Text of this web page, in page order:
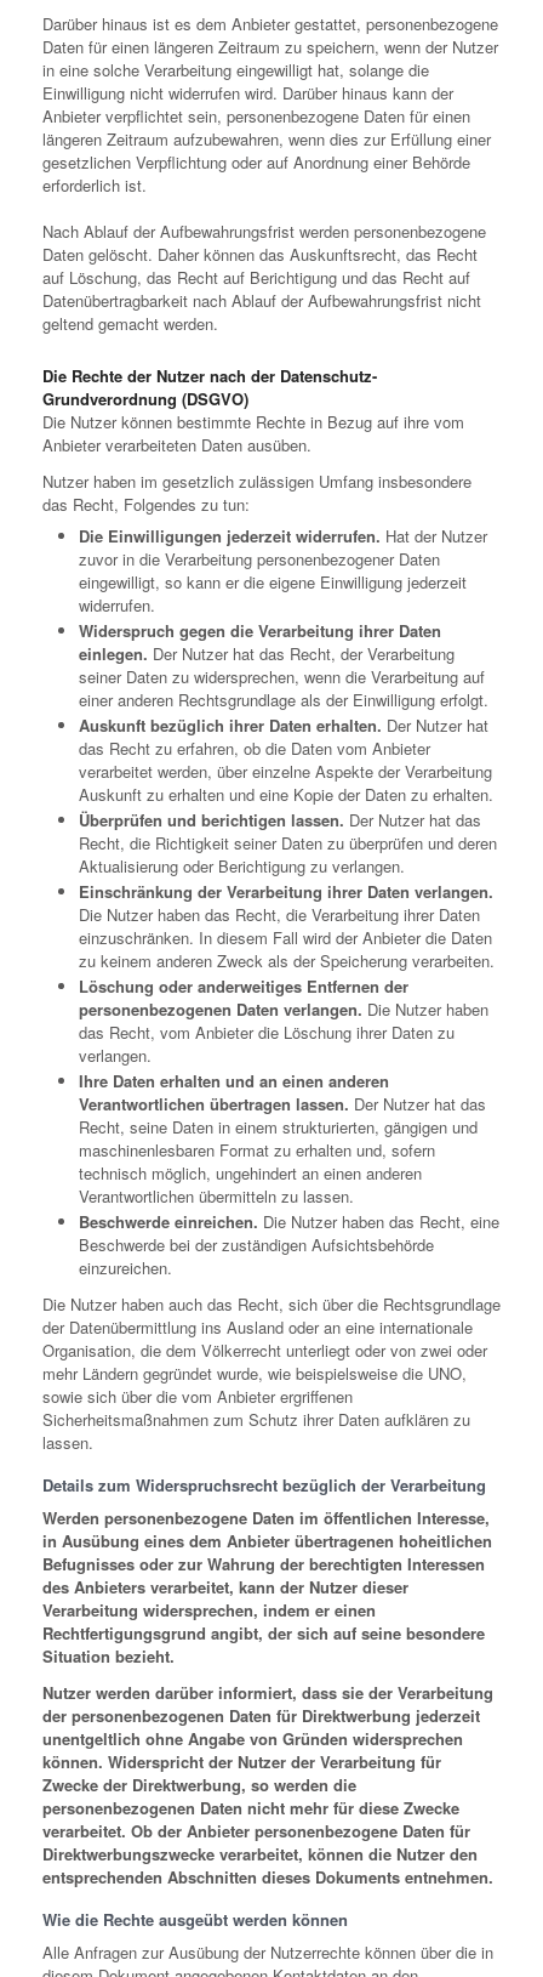
Darüber hinaus ist es dem Anbieter gestattet, personenbezogene
Daten für einen längeren Zeitraum zu speichern, wenn der Nutzer
in eine solche Verarbeitung eingewilligt hat, solange die
Einwilligung nicht widerrufen wird. Darüber hinaus kann der
Anbieter verpflichtet sein, personenbezogene Daten für einen
längeren Zeitraum aufzubewahren, wenn dies zur Erfüllung einer
gesetzlichen Verpflichtung oder auf Anordnung einer Behörde
erforderlich ist.
Nach Ablauf der Aufbewahrungsfrist werden personenbezogene
Daten gelöscht. Daher können das Auskunftsrecht, das Recht
auf Löschung, das Recht auf Berichtigung und das Recht auf
Datenübertragbarkeit nach Ablauf der Aufbewahrungsfrist nicht
geltend gemacht werden.
Die Rechte der Nutzer nach der Datenschutz-
Grundverordnung (DSGVO)
Die Nutzer können bestimmte Rechte in Bezug auf ihre vom
Anbieter verarbeiteten Daten ausüben.
Nutzer haben im gesetzlich zulässigen Umfang insbesondere
das Recht, Folgendes zu tun:
Die Einwilligungen jederzeit widerrufen. Hat der Nutzer
zuvor in die Verarbeitung personenbezogener Daten
eingewilligt, so kann er die eigene Einwilligung jederzeit
widerrufen.
Widerspruch gegen die Verarbeitung ihrer Daten
einlegen. Der Nutzer hat das Recht, der Verarbeitung
seiner Daten zu widersprechen, wenn die Verarbeitung auf
einer anderen Rechtsgrundlage als der Einwilligung erfolgt.
Auskunft bezüglich ihrer Daten erhalten. Der Nutzer hat
das Recht zu erfahren, ob die Daten vom Anbieter
verarbeitet werden, über einzelne Aspekte der Verarbeitung
Auskunft zu erhalten und eine Kopie der Daten zu erhalten.
Überprüfen und berichtigen lassen. Der Nutzer hat das
Recht, die Richtigkeit seiner Daten zu überprüfen und deren
Aktualisierung oder Berichtigung zu verlangen.
Einschränkung der Verarbeitung ihrer Daten verlangen.
Die Nutzer haben das Recht, die Verarbeitung ihrer Daten
einzuschränken. In diesem Fall wird der Anbieter die Daten
zu keinem anderen Zweck als der Speicherung verarbeiten.
Löschung oder anderweitiges Entfernen der
personenbezogenen Daten verlangen. Die Nutzer haben
das Recht, vom Anbieter die Löschung ihrer Daten zu
verlangen.
Ihre Daten erhalten und an einen anderen
Verantwortlichen übertragen lassen. Der Nutzer hat das
Recht, seine Daten in einem strukturierten, gängigen und
maschinenlesbaren Format zu erhalten und, sofern
technisch möglich, ungehindert an einen anderen
Verantwortlichen übermitteln zu lassen.
Beschwerde einreichen. Die Nutzer haben das Recht, eine
Beschwerde bei der zuständigen Aufsichtsbehörde
einzureichen.
Die Nutzer haben auch das Recht, sich über die Rechtsgrundlage
der Datenübermittlung ins Ausland oder an eine internationale
Organisation, die dem Völkerrecht unterliegt oder von zwei oder
mehr Ländern gegründet wurde, wie beispielsweise die UNO,
sowie sich über die vom Anbieter ergriffenen
Sicherheitsmaßnahmen zum Schutz ihrer Daten aufklären zu
lassen.
Details zum Widerspruchsrecht bezüglich der Verarbeitung
Werden personenbezogene Daten im öffentlichen Interesse,
in Ausübung eines dem Anbieter übertragenen hoheitlichen
Befugnisses oder zur Wahrung der berechtigten Interessen
des Anbieters verarbeitet, kann der Nutzer dieser
Verarbeitung widersprechen, indem er einen
Rechtfertigungsgrund angibt, der sich auf seine besondere
Situation bezieht.
Nutzer werden darüber informiert, dass sie der Verarbeitung
der personenbezogenen Daten für Direktwerbung jederzeit
unentgeltlich ohne Angabe von Gründen widersprechen
können. Widerspricht der Nutzer der Verarbeitung für
Zwecke der Direktwerbung, so werden die
personenbezogenen Daten nicht mehr für diese Zwecke
verarbeitet. Ob der Anbieter personenbezogene Daten für
Direktwerbungszwecke verarbeitet, können die Nutzer den
entsprechenden Abschnitten dieses Dokuments entnehmen.
Wie die Rechte ausgeübt werden können
Alle Anfragen zur Ausübung der Nutzerrechte können über die in